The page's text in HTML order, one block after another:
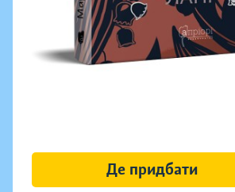
Де придбати